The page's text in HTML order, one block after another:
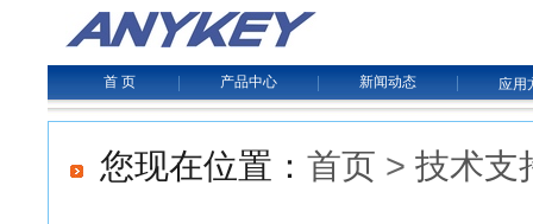
首 页 产品中心 新闻动态 应用
您现在位置： 首页 > 技术支